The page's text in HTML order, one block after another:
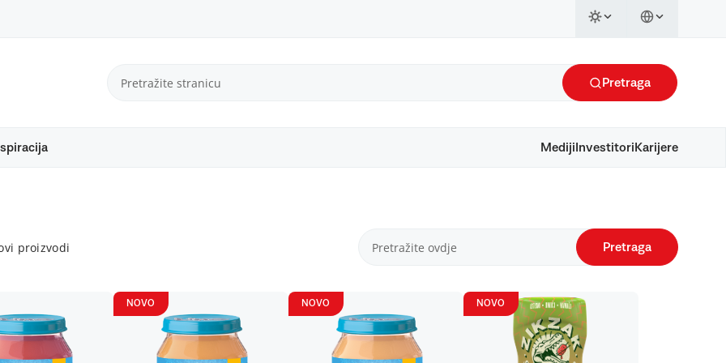
Pretraga
Mediji Investitori Karijere
proizvodi Pretraga
NOVO NOVO NOVO